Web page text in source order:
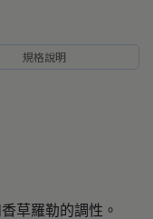
規格說明
草羅勒的調性。